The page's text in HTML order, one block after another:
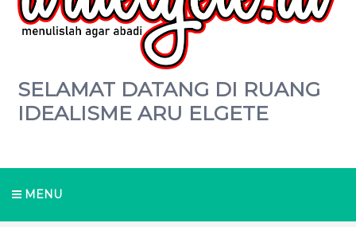
SELAMAT DATANG DI RUANG
IDEALISME ARU ELGETE
MENU